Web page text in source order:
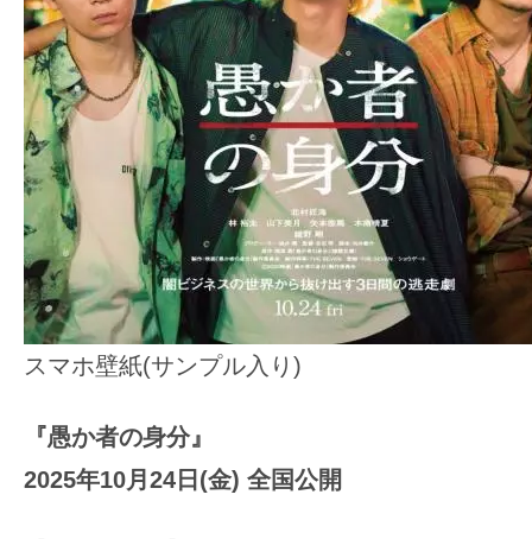
スマホ壁紙(サンプル入り)
『愚か者の身分』
2025年10月24日(金) 全国公開